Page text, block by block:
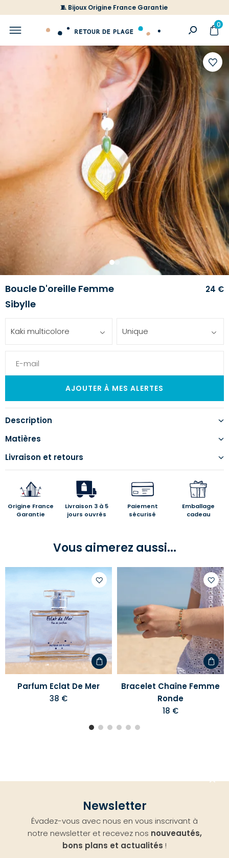
🧵 Bijoux Origine France Garantie
0
votre
liste
1 2
Boucle D'oreille Femme
Sibylle
24 €
Kaki multicolore Unique
Description
Matières
Livraison et retours
Origine France
Garantie
Livraison 3 à 5
jours ouvrés
Paiement
sécurisé
Emballage
cadeau
Vous aimerez aussi...
d'envies
Parfum Eclat De Mer
38 €
à
votre
Bracelet Chaîne Femme
Ronde
18 €
Newsletter
Évadez-vous avec nous en vous inscrivant à
notre newsletter et recevez nos nouveautés,
bons plans et actualités !